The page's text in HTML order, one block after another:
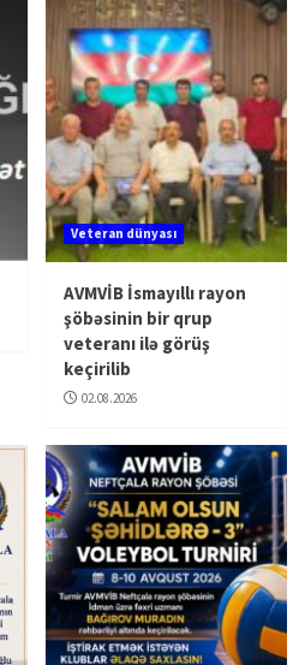
Veteran dünyası
AVMVİB İsmayıllı rayon
şöbəsinin bir qrup
veteranı ilə görüş
keçirilib
02.08.2026